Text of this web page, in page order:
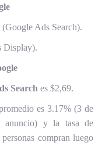
Ads Search).
Display).
Search es $2,69.
es 3.17% (3 de
anuncio) y la tasa de
compran luego